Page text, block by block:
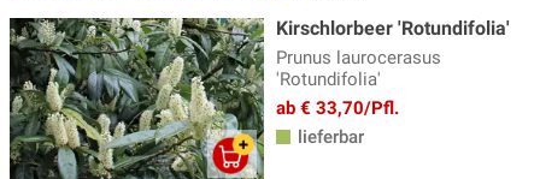
Kirschlorbeer 'Rotundifolia'
Prunus laurocerasus
'Rotundifolia'
ab € 33,70/Pfl.
lieferbar